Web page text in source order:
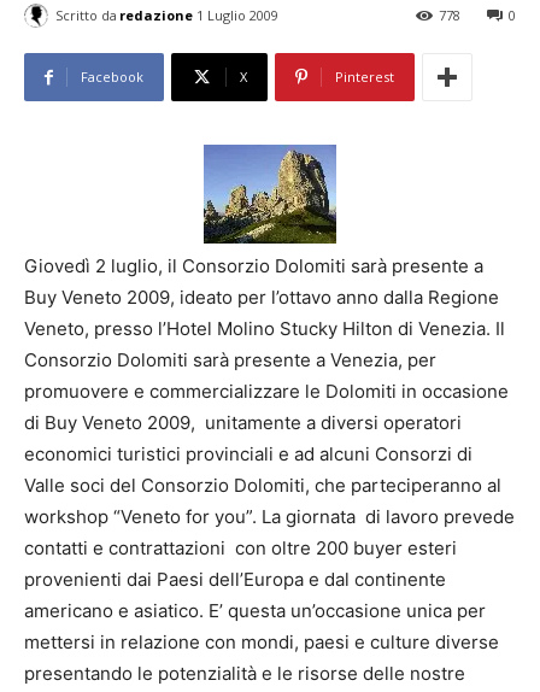
Scritto da redazione 1 Luglio 2009 0
778
Facebook X Pinterest
Giovedì 2 luglio, il Consorzio Dolomiti sarà presente a
Buy Veneto 2009, ideato per l’ottavo anno dalla Regione
Veneto, presso l’Hotel Molino Stucky Hilton di Venezia. Il
Consorzio Dolomiti sarà presente a Venezia, per
promuovere e commercializzare le Dolomiti in occasione
di Buy Veneto 2009, unitamente a diversi operatori
economici turistici provinciali e ad alcuni Consorzi di
Valle soci del Consorzio Dolomiti, che parteciperanno al
workshop “Veneto for you”. La giornata di lavoro prevede
contatti e contrattazioni con oltre 200 buyer esteri
provenienti dai Paesi dell’Europa e dal continente
americano e asiatico. E’ questa un’occasione unica per
mettersi in relazione con mondi, paesi e culture diverse
presentando le potenzialità e le risorse delle nostre